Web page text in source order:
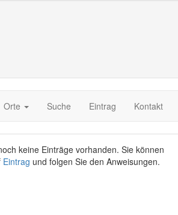
Orte Suche Eintrag Kontakt
keine Einträge vorhanden. Sie können
Eintrag und folgen Sie den Anweisungen.